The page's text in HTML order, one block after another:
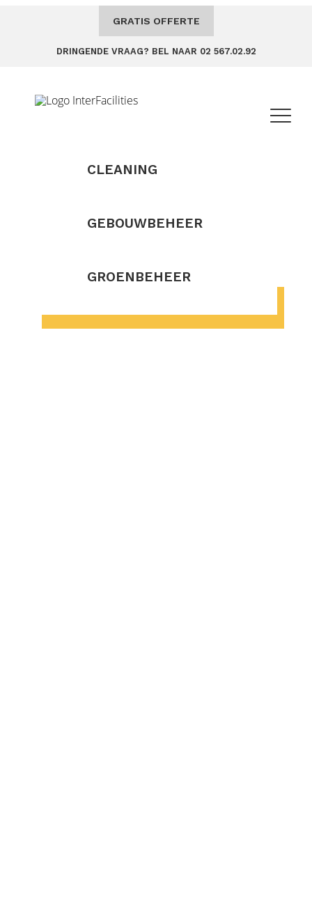
DRINGENDE VRAAG? BEL NAAR 02 567.02.92
GRATIS OFFERTE
CLEANING
GEBOUWBEHEER
GROENBEHEER